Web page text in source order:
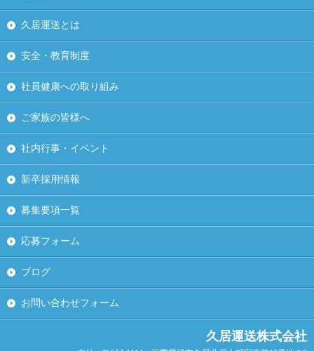
久居運送とは
安全・教育制度
社員健康への取り組み
ご家族の皆様へ
社内行事・イベント
新卒採用情報
募集要項一覧
応募フォーム
ブログ
お問い合わせフォーム
久居運送株式会社